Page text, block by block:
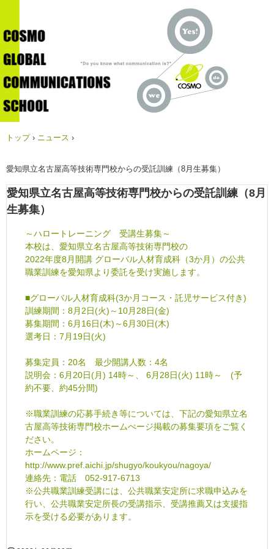
トップ › ニュース ›
愛知県立名古屋高等技術専門校からの受託訓練（8月生募集）
愛知県立名古屋高等技術専門校からの受託訓練（8月
生募集）
～ハロートレーニング 受講生募集～
本校は、愛知県立名古屋高等技術専門校の
2022年度8月開講 グローバル人材育成科（3か月）の公共
職業訓練を愛知県より委託を受け実施します。
■グローバル人材育成科(3か月コース・託児サービス付き)
訓練期間：8月2日(火)～10月28日(金)
募集期間：6月16日(木)～6月30日(木)
選考日：7月19日(火)
募集定員：20名 最少開講人数：4名
説明会：6月20日(月) 14時～、 6月28日(火) 11時～ (予
約不要、約45分間)
※職業訓練の応募手続き等については、下記の愛知県立名
古屋高等技術専門校ホームぺージ掲載の募集要項をご覧く
ださい。
ホームページ：
http://www.pref.aichi.jp/shugyo/koukyou/nagoya/
連絡先：電話 052-917-6713
※公共職業訓練受講には、公共職業安定所に求職申込みを
行い、公共職業安定所長の受講指示、受講推薦又は支援指
示を受ける必要があります。